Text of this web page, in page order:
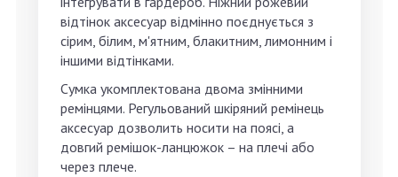
відтінок аксесуар відмінно поєднується з
сірим, білим, м'ятним, блакитним, лимонним і
іншими відтінками.
Сумка укомплектована двома змінними
ремінцями. Регульований шкіряний ремінець
аксесуар дозволить носити на поясі, а
довгий ремішок-ланцюжок – на плечі або
через плече.